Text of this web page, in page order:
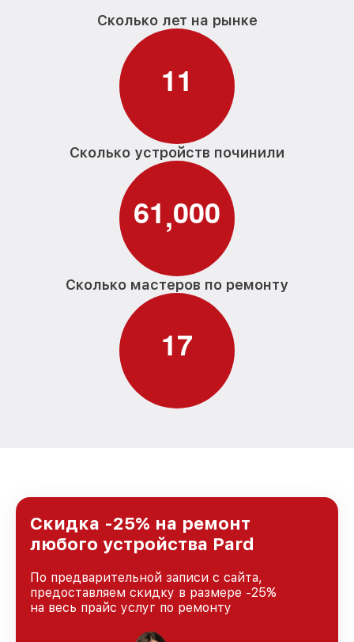
Сколько лет на рынке
11
Сколько устройств починили
61,000
Сколько мастеров по ремонту
17
Скидка -25% на ремонт
любого устройства Pard
По предварительной записи с сайта,
предоставляем скидку в размере -25%
на весь прайс услуг по ремонту